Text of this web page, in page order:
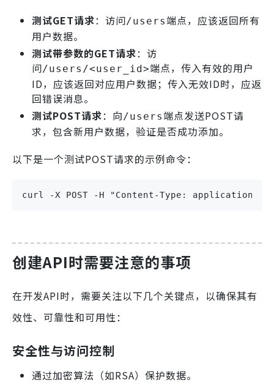
测试GET请求：访问/users端点，应该返回所有
用户数据。
测试带参数的GET请求：访
问/users/<user_id>端点，传入有效的用户
ID，应该返回对应用户数据；传入无效ID时，应返
回错误消息。
测试POST请求：向 /users端点发送POST请
求，包含新用户数据，验证是否成功添加。
以下是一个测试POST请求的示例命令：
curl -X POST -H "Content-Type:
创建API时需要注意的事项
在开发API时，需要关注以下几个关键点，以确保其有
效性、可靠性和可用性：
安全性与访问控制
通过加密算法（如RSA）保护数据。